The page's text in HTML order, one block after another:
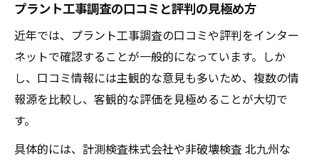
プラント工事調査の口コミと評判の見極め方
近年では、プラント工事調査の口コミや評判をインター
ネットで確認することが一般的になっています。しか
し、口コミ情報には主観的な意見も多いため、複数の情
報源を比較し、客観的な評価を見極めることが大切で
す。
具体的には、計測検査株式会社や非破壊検査 北九州な